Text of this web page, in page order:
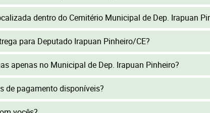
dentro do Cemitério Municipal de Dep. Irapuan
para Deputado Irapuan Pinheiro/CE?
apenas no Municipal de Dep. Irapuan Pinheiro?
de pagamento disponíveis?